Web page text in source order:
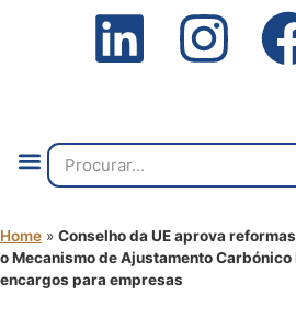
Home » Conselho da UE aprova
o Mecanismo de Ajustamento
encargos para empresas